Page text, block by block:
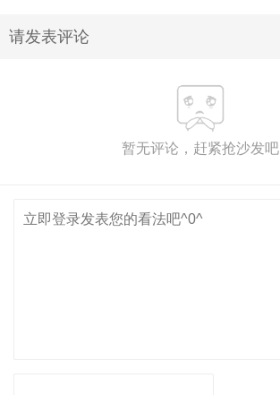
请发表评论
暂无评论，赶紧抢沙发吧